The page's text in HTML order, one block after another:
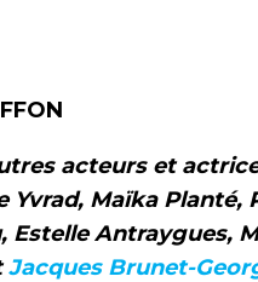
acteurs et
Maïka Planté,
Estelle Antraygues,
Jacques Brunet-